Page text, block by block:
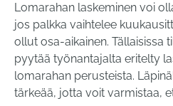
Lomarahan laskeminen voi
jos palkka vaihtelee
ollut osa-aikainen. Tällaisissa
pyytää työnantajalta eritelty
lomarahan perusteista.
tärkeää, jotta voit varmistaa,